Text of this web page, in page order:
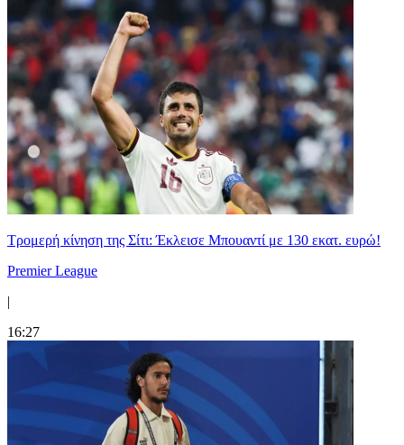
Τρομερή κίνηση της Σίτι: Έκλεισε Μπουαντί με 130 εκατ. ευρώ!
Premier League
|
16:27